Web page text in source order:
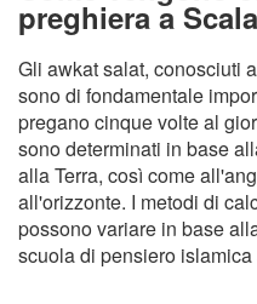
preghiera a
Gli awkat salat, conosciuti
sono di fondamentale
pregano cinque volte al
sono determinati in base
alla Terra, così come
all'orizzonte. I metodi di
possono variare in base
scuola di pensiero